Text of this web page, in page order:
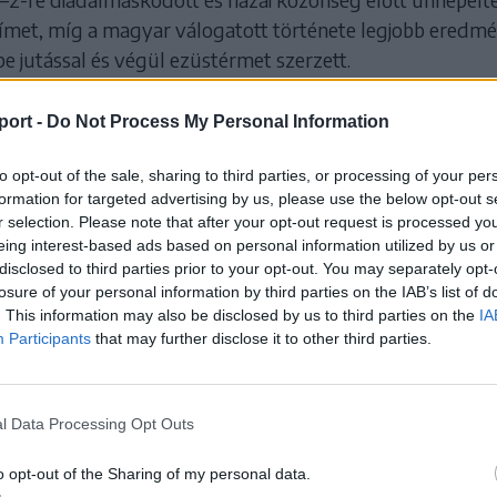
- Do Not Process My Personal Information
opt-out of the sale, sharing to third parties, or processing of your
for targeted advertising by us, please use the below opt-out
selection. Please note that after your opt-out request is processed
interest-based ads based on personal information utilized by us
to third parties prior to your opt-out. You may separately
of your personal information by third parties on the IAB’s list of
This information may also be disclosed by us to third parties on the
Participants that may further disclose it to other third parties.
Data Processing Opt Outs
opt-out of the Sharing of my personal data.
míg a magyar válogatott története legjobb
jutással és végül ezüstérmet szerzett.
döntő:
Khalilzade (3.), Mohammad Khalilov (8.), Ravan
29.), illetve Kövesdi Zsombor (11.), Lovász Bence (50.).
HOZZÁ!